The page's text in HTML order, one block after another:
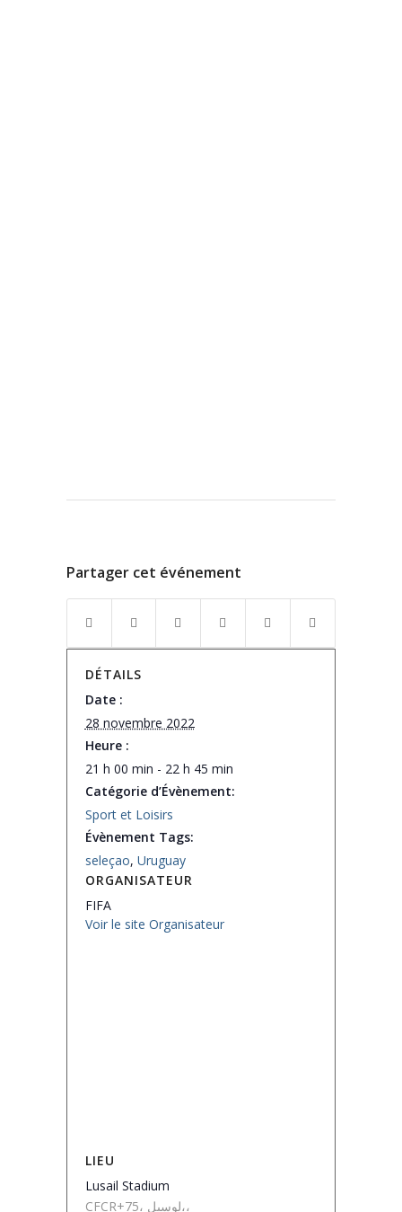
Partager cet événement
DÉTAILS
Date :
28 novembre 2022
Heure :
21 h 00 min - 22 h 45 min
Catégorie d’Évènement:
Sport et Loisirs
Évènement Tags:
seleçao, Uruguay
ORGANISATEUR
FIFA
Voir le site Organisateur
LIEU
Lusail Stadium
CFCR+75، لوسيل،،